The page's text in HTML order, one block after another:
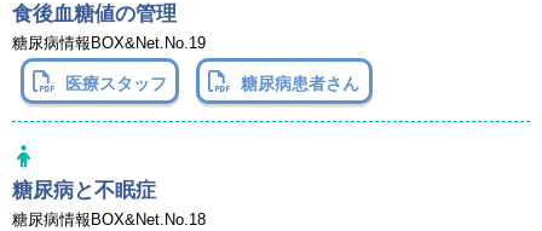
食後血糖値の管理
糖尿病情報BOX&Net.No.19
医療スタッフ 糖尿病患者さん
糖尿病と不眠症
糖尿病情報BOX&Net.No.18